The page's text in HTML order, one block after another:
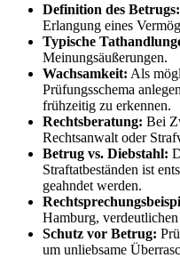
Definition des Betrugs:
Erlangung eines
Typische
Meinungsäußerungen.
Wachsamkeit: Als
Prüfungsschema
frühzeitig zu erkennen.
Rechtsberatung: Bei
Rechtsanwalt oder
Betrug vs. Diebstahl:
Straftatbeständen ist
geahndet werden.
Hamburg,
Schutz vor Betrug:
um unliebsame